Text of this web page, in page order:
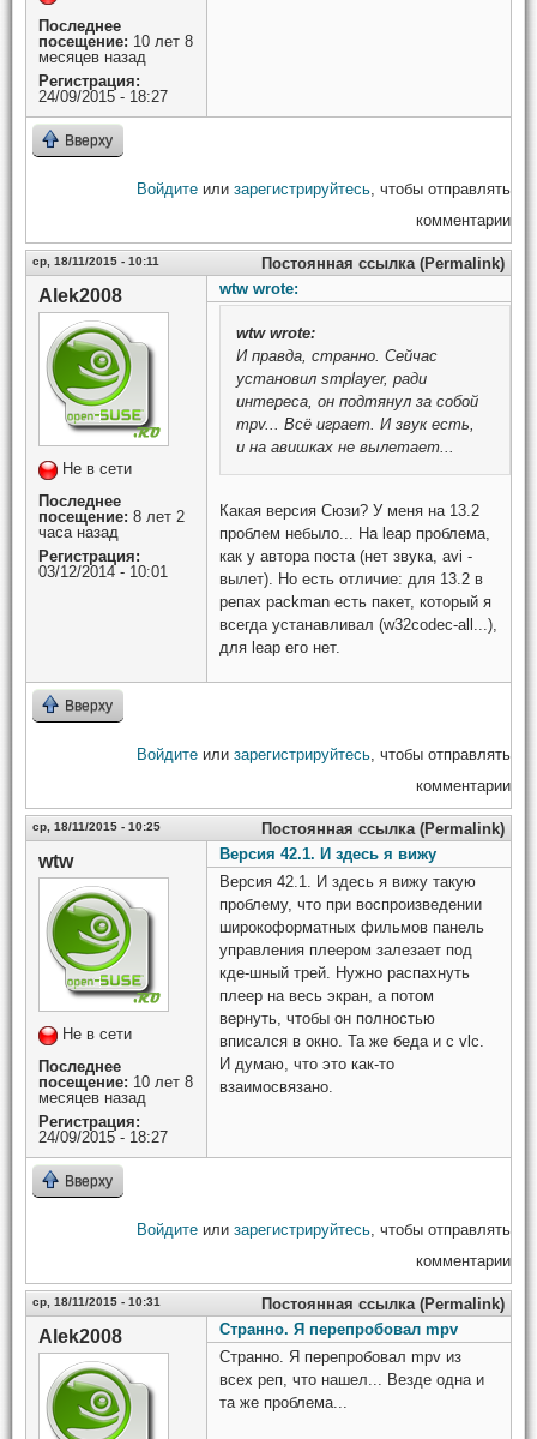
Последнее
посещение: 10 лет 8
месяцев назад
Регистрация:
24/09/2015 - 18:27
Вверху
Войдите или зарегистрируйтесь, чтобы отправлять
комментарии
ср, 18/11/2015 - 10:11 Постоянная ссылка (Permalink)
Alek2008
Не в сети
Последнее
посещение: 8 лет 2
часа назад
Регистрация:
03/12/2014 - 10:01
wtw wrote:
wtwwrote:
И правда, странно. Сейчас
установил smplayer, ради
интереса, он подтянул за собой
mpv... Всё играет. И звук есть,
и на авишках не вылетает...
Какая версия Сюзи? У меня на 13.2
проблем небыло... На leap проблема,
как у автора поста (нет звука, avi -
вылет). Но есть отличие: для 13.2 в
репах packman есть пакет, который я
всегда устанавливал (w32codec-all...),
для leap его нет.
Вверху
Войдите или зарегистрируйтесь, чтобы отправлять
комментарии
ср, 18/11/2015 - 10:25 Постоянная ссылка (Permalink)
wtw
Не в сети
Последнее
посещение: 10 лет 8
месяцев назад
Регистрация:
24/09/2015 - 18:27
Версия 42.1. И здесь я вижу
Версия 42.1. И здесь я вижу такую
проблему, что при воспроизведении
широкоформатных фильмов панель
управления плеером залезает под
кде-шный трей. Нужно распахнуть
плеер на весь экран, а потом
вернуть, чтобы он полностью
вписался в окно. Та же беда и с vlc.
И думаю, что это как-то
взаимосвязано.
Вверху
Войдите или зарегистрируйтесь, чтобы отправлять
комментарии
ср, 18/11/2015 - 10:31 Постоянная ссылка (Permalink)
Alek2008
Странно. Я перепробовал mpv
Странно. Я перепробовал mpv из
всех реп, что нашел... Везде одна и
та же проблема...